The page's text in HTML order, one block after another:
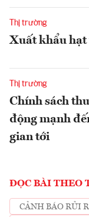
Thị trường
Xuất khẩu hạt
Thị trường
Chính sách
động mạnh
gian tới
ĐỌC BÀI THEO
CẢNH BÁO RỦI